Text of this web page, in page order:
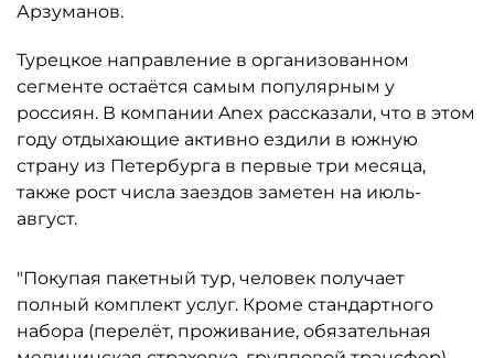
Арзуманов.
Турецкое направление в организованном
сегменте остаётся самым популярным у
россиян. В компании Anex рассказали, что в этом
году отдыхающие активно ездили в южную
страну из Петербурга в первые три месяца,
также рост числа заездов заметен на июль-
август.
"Покупая пакетный тур, человек получает
полный комплект услуг. Кроме стандартного
набора (перелёт, проживание, обязательная